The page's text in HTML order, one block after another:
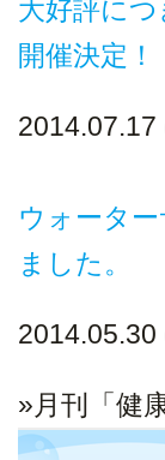
大好評に
開催決定！
2014.07.17
ウォータ
ました。
2014.05.30
»月刊「健